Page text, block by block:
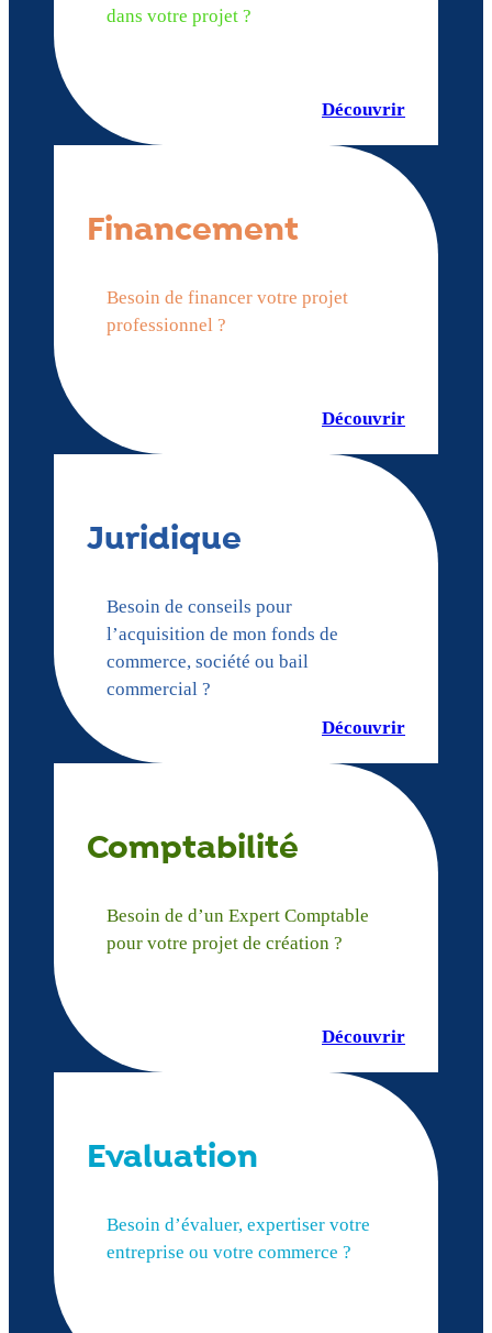
dans votre projet ?
Découvrir
Financement
Besoin de financer votre projet
professionnel ?
Découvrir
Juridique
Besoin de conseils pour
l’acquisition de mon fonds de
commerce, société ou bail
commercial ?
Découvrir
Comptabilité
Besoin de d’un Expert Comptable
pour votre projet de création ?
Découvrir
Evaluation
Besoin d’évaluer, expertiser votre
entreprise ou votre commerce ?